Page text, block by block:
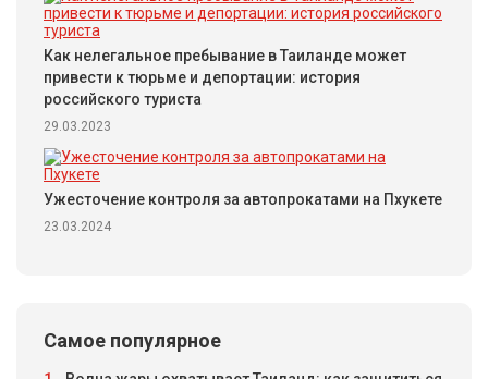
Как нелегальное пребывание в Таиланде может
привести к тюрьме и депортации: история
российского туриста
29.03.2023
Ужесточение контроля за автопрокатами на Пхукете
23.03.2024
Самое популярное